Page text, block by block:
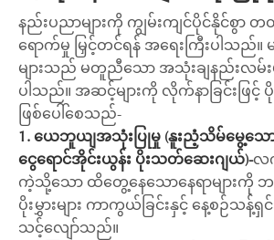
နည်းပညာများကို ကျွမ်းကျင်ပိုင်နိုင်စွာ တ
ရောက်မှု မြှင့်တင်ရန် အရေးကြီးပါသည်။
များသည် မတူညီသော အသုံးချနည်းလမ်း
ပါသည်။ အဆင့်များကို လိုက်နာခြင်းဖြ
ဖြစ်ပေါ်စေသည်-
1. ယေဘူယျအသုံးပြုမှု (နူးညံ့သိမ်မွေ့သ
ငွေရောင်အိုင်းယွန်း ပိုးသတ်ဆေးဂျယ်)-လ
ကဲ့သို့သော ထိတွေ့နေသောနေရာများကို
ပိုးမွှားများ ကာကွယ်ခြင်းနှင့် နေ့စဉ်သန့်
သင့်လျော်သည်။